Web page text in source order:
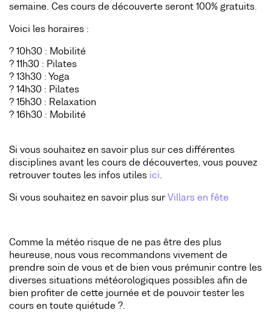
semaine. Ces cours de découverte seront 100% gratuits.
Voici les horaires :
? 10h30 : Mobilité
? 11h30 : Pilates
? 13h30 : Yoga
? 14h30 : Pilates
? 15h30 : Relaxation
? 16h30 : Mobilité
Si vous souhaitez en savoir plus sur ces différentes
disciplines avant les cours de découvertes, vous pouvez
retrouver toutes les infos utiles ici
Si vous souhaitez en savoir plus surVillars en fête
Comme la météo risque de ne pas être des plus
heureuse, nous vous recommandons vivement de
prendre soin de vous et de bien vous prémunir contre les
diverses situations météorologiques possibles afin de
bien profiter de cette journée et de pouvoir tester les
cours en toute quiétude ?.